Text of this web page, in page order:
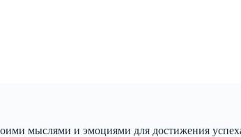
мыслями и эмоциями для достижения